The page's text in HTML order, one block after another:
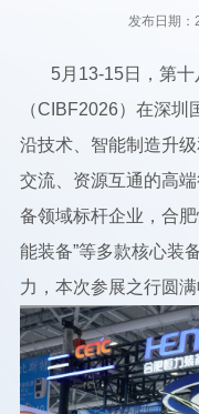
发布日期
5月13-15日，第
（CIBF2026）在深
沿技术、智能制造升
交流、资源互通的高
备领域标杆企业，合
能装备”等多款核心装
力，本次参展之行圆满